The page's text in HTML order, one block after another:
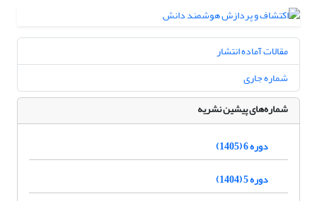
مقالات آماده انتشار
شماره جاری
شماره‌های پیشین نشریه
دوره 6 (1405)
دوره 5 (1404)